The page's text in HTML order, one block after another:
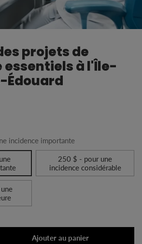
projets de
essentiels à l'Île-
Édouard
incidence importante
250 $ - pour une
incidence considérable
Ajouter au panier